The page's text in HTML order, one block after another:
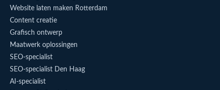
Website laten maken Rotterdam
Content creatie
Grafisch ontwerp
Maatwerk oplossingen
SEO-specialist
SEO-specialist Den Haag
AI-specialist